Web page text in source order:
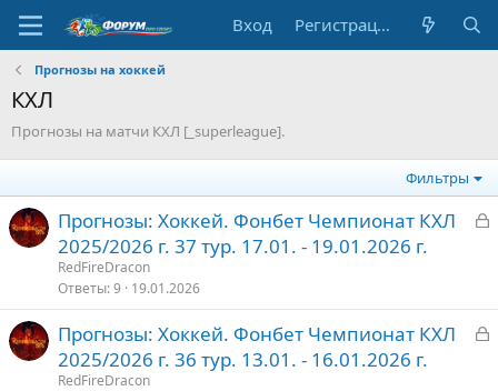
Вход Регистрация
Прогнозы на хоккей
КХЛ
Прогнозы на матчи КХЛ [_superleague].
Фильтры
З
т
Прогнозы: Хоккей. Фонбет Чемпионат КХЛ
2025/2026 г. 37 тур. 17.01. - 19.01.2026 г.
RedFireDracon
Ответы 9 19.01.2026
З
Прогнозы: Хоккей. Фонбет Чемпионат КХЛ
2025/2026 г. 36 тур. 13.01. - 16.01.2026 г.
RedFireDracon